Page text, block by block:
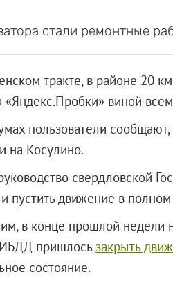
стали ремонтные
тракте, в районе 20
«Яндекс.Пробки» виной
пользователи
на Косулино.
свердловской
пустить движение в
в конце прошлой недели
пришлось закрыть
состояние.